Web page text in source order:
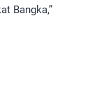
Bangka,”